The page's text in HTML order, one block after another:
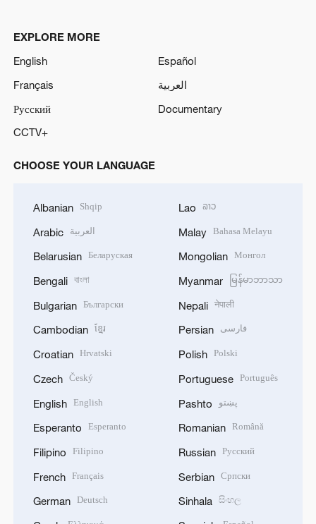
EXPLORE MORE
English
Español
Français
العربية
Русский
Documentary
CCTV+
CHOOSE YOUR LANGUAGE
Albanian Shqip
Arabic العربية
Belarusian Беларуская
Bengali বাংলা
Bulgarian Български
Cambodian ខ្មែរ
Croatian Hrvatski
Czech Český
English English
Esperanto Esperanto
Filipino Filipino
French Français
German Deutsch
Lao ລາວ
Malay Bahasa Melayu
Mongolian Монгол
Myanmar မြန်မာဘာသာ
Nepali नेपाली
Persian فارسی
Polish Polski
Portuguese Português
Pashto پښتو
Romanian Română
Russian Русский
Serbian Српски
Sinhala සිංහල